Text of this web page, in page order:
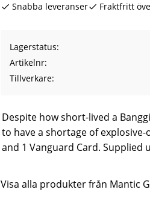
Snabba leveranser Fraktfritt
Lagerstatus
Artikelnr
Tillverkare
Despite how short-lived a
to have a shortage of
and 1 Vanguard Card. Supplied
Visa alla produkter från Mantic